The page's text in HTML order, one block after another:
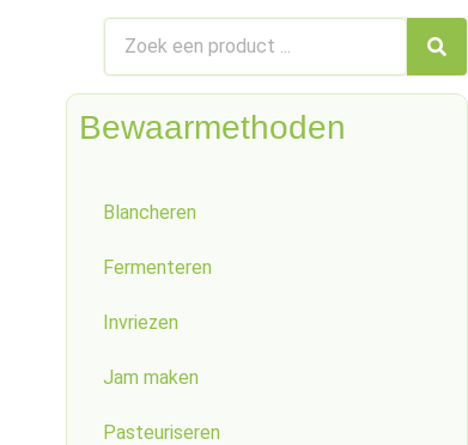
Bewaarmethoden
Blancheren
Fermenteren
Invriezen
Jam maken
Pasteuriseren